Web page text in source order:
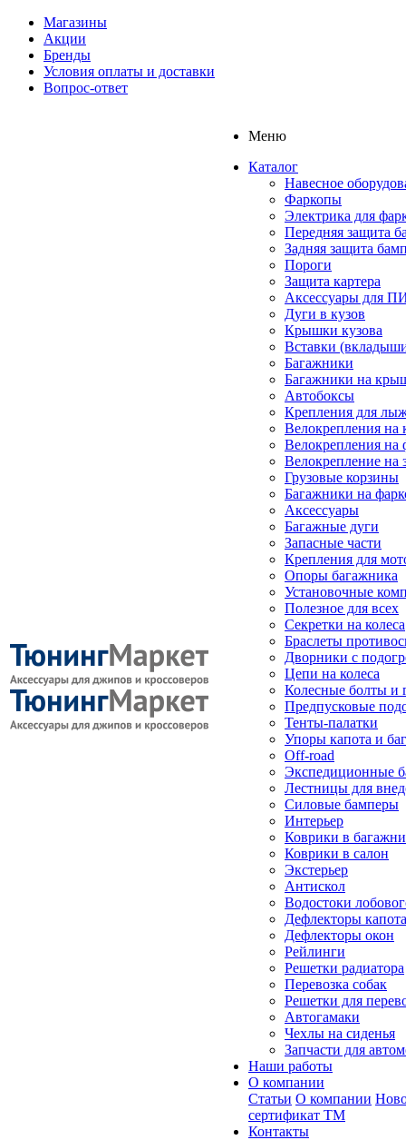
Магазины
Акции
Бренды
Условия оплаты и доставки
Вопрос-ответ
Меню
Каталог
Навесное
Фаркопы
Электрика для
Передняя защита
Задняя защита
Пороги
Защита картера
Аксессуары для
Дуги в кузов
Крышки кузова
Вставки
Багажники
Багажники на
Автобоксы
Крепления для
Велокрепления
Велокрепления на
Велокрепление на
Грузовые корзины
Багажники на
Аксессуары
Багажные дуги
Запасные части
Крепления для
Опоры багажника
Установочные
Полезное для всех
Секретки на колеса
Браслеты
Дворники с
Цепи на колеса
Колесные болты и
Предпусковые
Тенты-палатки
Упоры капота и
Off-road
Экспедиционные
Лестницы для
Силовые бамперы
Интерьер
Коврики в
Коврики в салон
Экстерьер
Антискол
Водостоки
Дефлекторы капота
Дефлекторы окон
Рейлинги
Решетки радиатора
Перевозка собак
Решетки для
Автогамаки
Чехлы на сиденья
Запчасти для
Наши работы
О компании
Статьи О компании
сертификат ТМ
Контакты